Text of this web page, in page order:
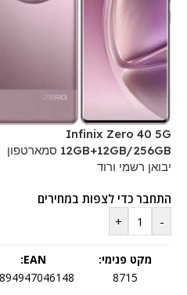
Infinix Zero 40 5G
12GB+12GB/256GB סמארטפון
יבואן רשמי ורוד
התחבר כדי לצפות במחירים
-
+
מקט פנימי:
8715
EAN: